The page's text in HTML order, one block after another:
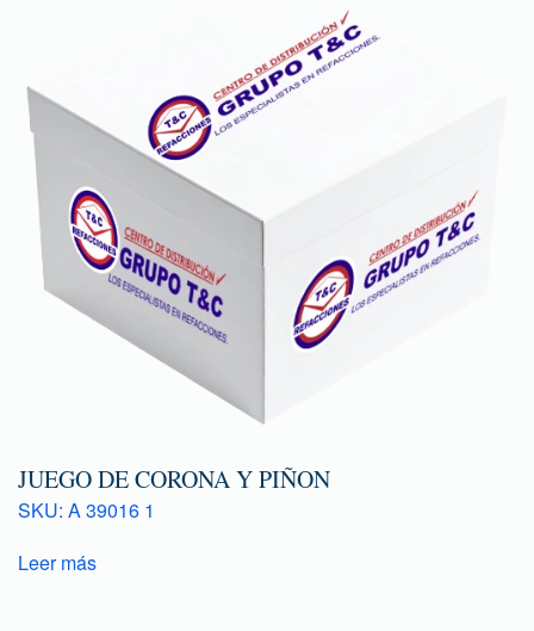
JUEGO DE CORONA Y PIÑON
SKU: A 39016 1
Leer más